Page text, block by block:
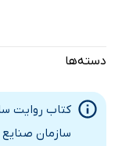
آئین‌نامه اجرایی،
استقلال مالی
اعضای شورای
گروه‌های تخصصی؛
دسته‌ها
کتاب روایت
سازمان صنایع